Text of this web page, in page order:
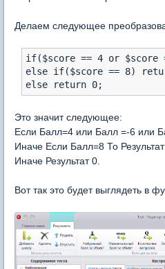
Делаем следующее
if($score == 4 or
else if($score == 8)
else return 0;
Это значит следующее:
Если Балл=4 или Балл =-6 или
Иначе Если Балл=8 То Результат
Иначе Результат 0.
Вот так это будет выглядеть в